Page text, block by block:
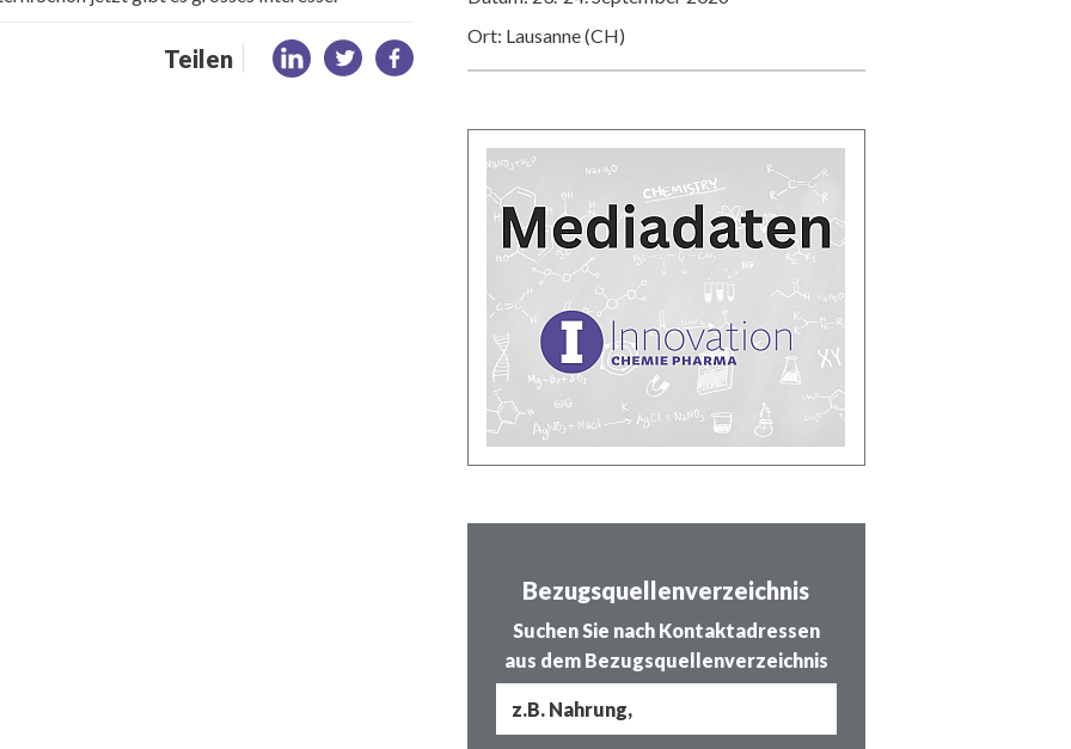
Teilen
Ort: Lausanne (CH)
Bezugsquellenverzeichnis
Suchen Sie nach Kontaktadressen
aus dem Bezugsquellenverzeichnis